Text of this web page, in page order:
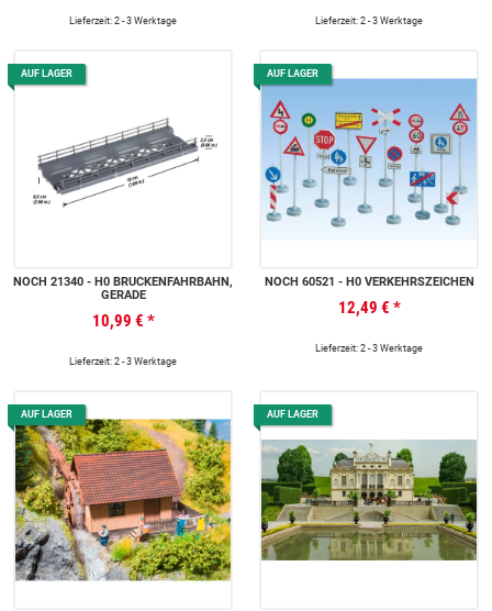
Lieferzeit: 2 - 3 Werktage Lieferzeit: 2 - 3 Werktage
AUF LAGER
NOCH 21340 - H0 BRÜCKENFAHRBAHN,
GERADE
10,99 € *
Lieferzeit: 2 - 3 Werktage
AUF LAGER
NOCH 60521 - H0 VERKEHRSZEICHEN
12,49 € *
Lieferzeit: 2 - 3 Werktage
AUF LAGER AUF LAGER